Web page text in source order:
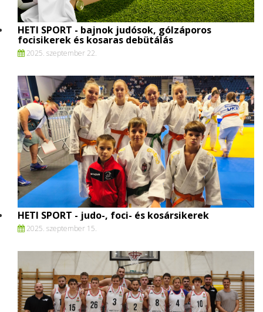
HETI SPORT - bajnok judósok, gólzáporos
focisikerek és kosaras debütálás
2025. szeptember 22.
HETI SPORT - judo-, foci- és kosársikerek
2025. szeptember 15.